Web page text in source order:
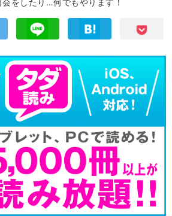
をしたり…何でもやります！